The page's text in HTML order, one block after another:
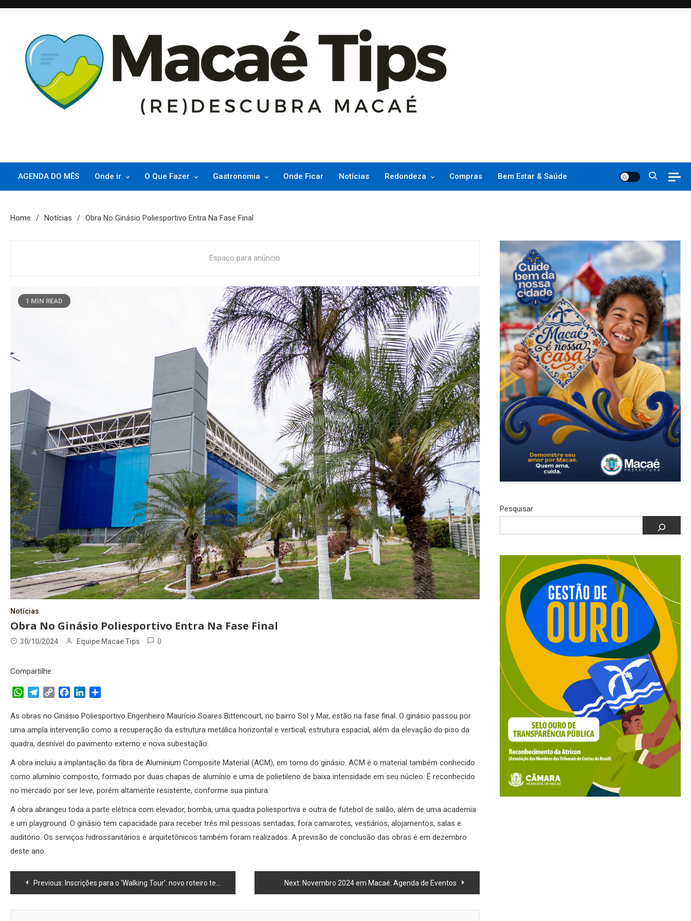
Skip
Macaé Tips
AGENDA DO MÊS
Onde ir O Que Fazer Gastronomia Onde Ficar Notícias Redondeza Compras Bem Estar & Saúde
Home Notícias Obra No Ginásio Poliesportivo Entra Na Fase Final
Espaço para anúncio
1 MIN READ
Notícias
Obra No Ginásio Poliesportivo Entra Na Fase Final
30/10/2024 Equipe Macae Tips 0
Compartilhe:
WhatsApp
Telegram
Copy
FacebookLinkedIn
As obras no Ginásio Poliesportivo Engenheiro Maurício Soares Bittencourt, no bairro Sol y Mar, estão na fase final. O ginásio passou por
uma ampla intervenção como a recuperação da estrutura metálica horizontal e vertical, estrutura espacial, além da elevação do piso da
quadra, desnível do pavimento externo e nova subestação.
A obra incluiu a implantação da fibra de Aluminium Composite Material (ACM), em torno do ginásio. ACM é o material também conhecido
como alumínio composto, formado por duas chapas de alumínio e uma de polietileno de baixa intensidade em seu núcleo. É reconhecido
no mercado por ser leve, porém altamente resistente, conforme sua pintura.
A obra abrangeu toda a parte elétrica com elevador, bomba, uma quadra poliesportiva e outra de futebol de salão, além de uma academia
e um playground. O ginásio tem capacidade para receber três mil pessoas sentadas, fora camarotes, vestiários, alojamentos, salas e
auditório. Os serviços hidrossanitários e arquitetônicos também foram realizados. A previsão de conclusão das obras é em dezembro
deste ano.
Navegação
de
Previous: Inscrições para o ‘Walking Tour’: novo roteiro tem foco no desenvolvimento econômico Next: Novembro 2024 em Macaé: Agenda de Eventos
Pesquisar